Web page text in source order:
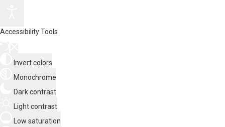
Accessibility Tools
Invert colors
Monochrome
Dark contrast
Light contrast
Low saturation